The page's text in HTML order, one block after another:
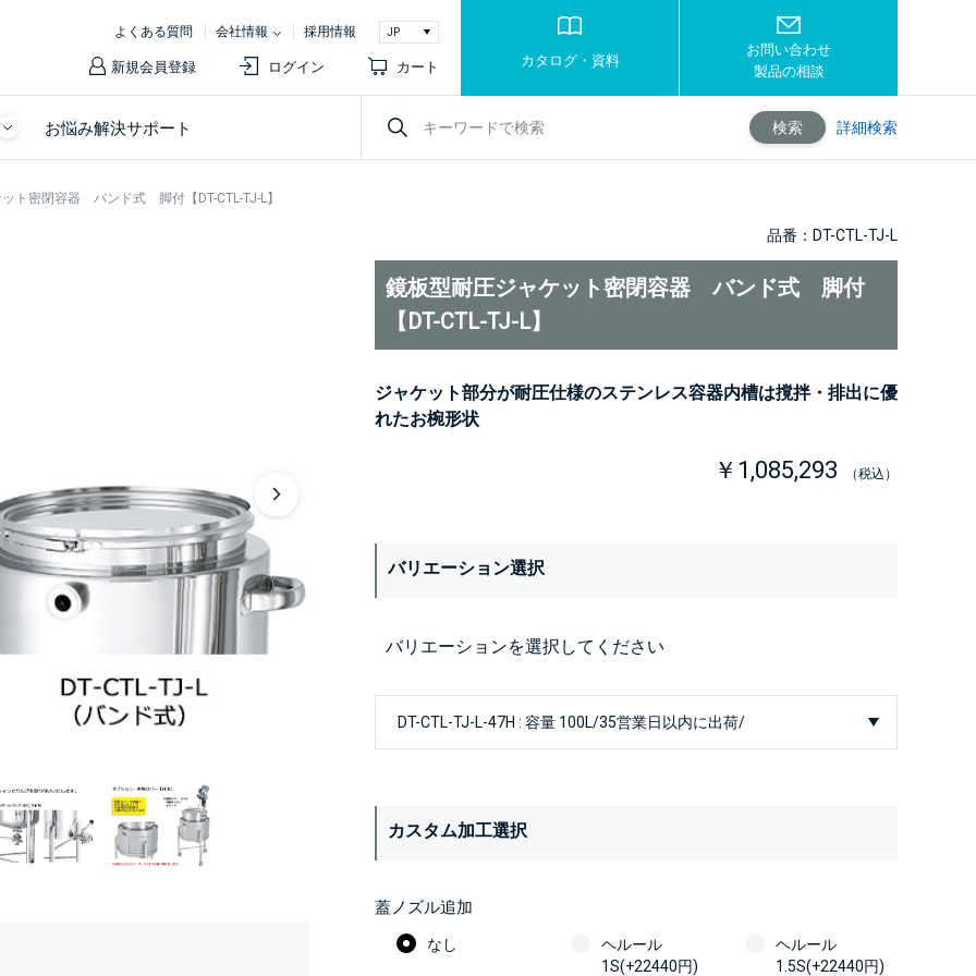
よくある質問 会社情報 採用情報
新規会員登録 ログイン カート カタログ・資料
お問い合わせ
製品の相談
お悩み解決サポート 検索 詳細検索
ト密閉容器 バンド式 脚付【DT-CTL-TJ-L】
品番：DT-CTL-TJ-L
鏡板型耐圧ジャケット密閉容器 バンド式 脚付
【DT-CTL-TJ-L】
ジャケット部分が耐圧仕様のステンレス容器内槽は撹拌・排出に優
れたお椀形状
￥1,085,293 （税込）
バリエーション選択
バリエーションを選択してください
カスタム加工選択
蓋ノズル追加
なし
ヘルール
1S(+22440円)
ヘルール
1.5S(+22440円)